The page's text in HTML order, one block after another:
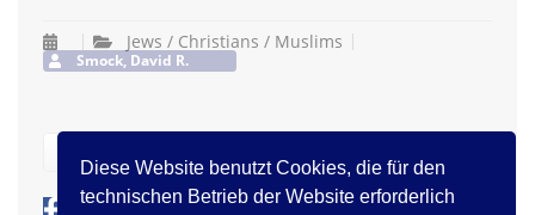
Diese Website benutzt Cookies, die für den
technischen Betrieb der Website erforderlich
Jews / Christians / Muslims
Smock, David R.